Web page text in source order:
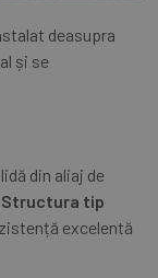
deasupra
și se
din aliaj de
Structura tip
excelentă